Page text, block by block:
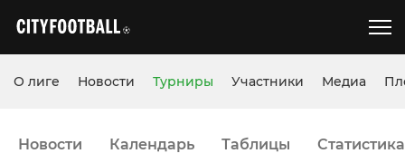
О лиге Новости Турниры Участники Медиа
Новости Календарь Таблицы Статистика